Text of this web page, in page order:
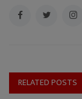
RELATED POSTS